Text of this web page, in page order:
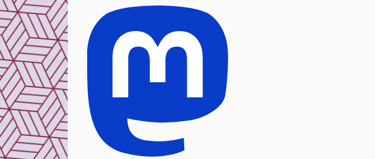
In sozialen Netzwerken teilen